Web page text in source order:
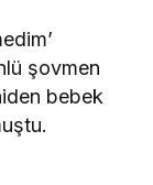
şovmen
bebek